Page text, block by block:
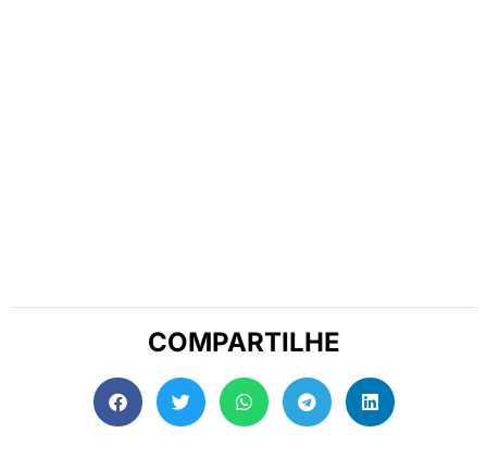
COMPARTILHE